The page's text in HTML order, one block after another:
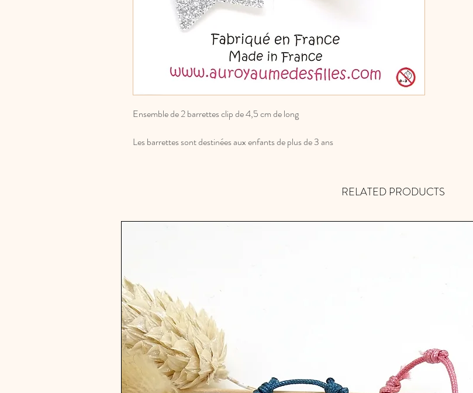
Ensemble de 2 barrettes clip de 4,5 cm de long
Les barrettes sont destinées aux enfants de plus de 3 ans
RELATED PRODUCTS